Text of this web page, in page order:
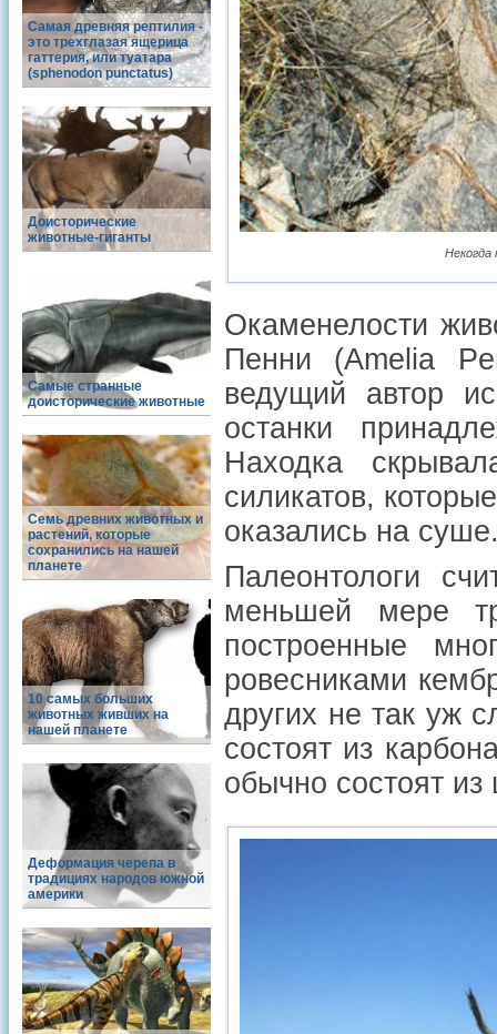
Самая древняя рептилия -
это трехглазая ящерица
гаттерия, или туатара
(sphenodon punctatus)
Доисторические
животные-гиганты
Самые странные
доисторические животные
Семь древних животных и
растений, которые
сохранились на нашей
планете
10 самых больших
животных живших на
нашей планете
Деформация черепа в
традициях народов южной
америки
Окаменелости
Пенни (Amelia
ведущий автор
останки
Находка
силикатов,
оказались на
Палеонтологи
меньшей мере
построенные
ровесниками
других не так уж
состоят из
обычно состоят из